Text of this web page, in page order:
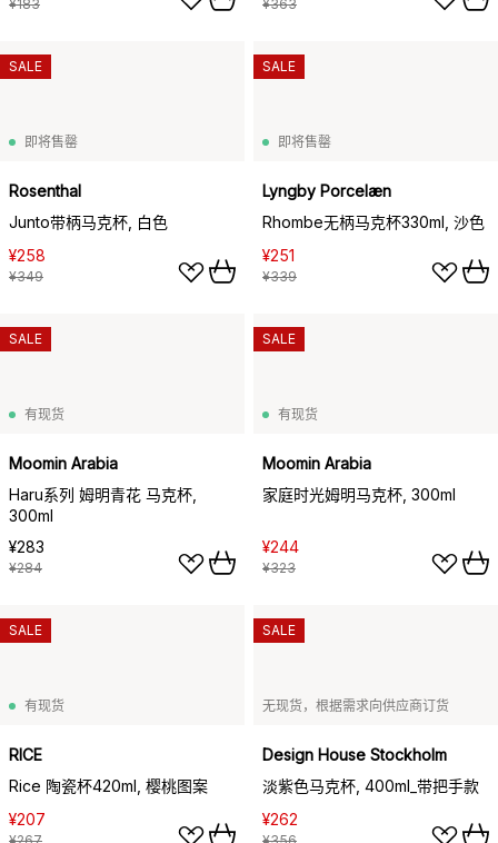
¥183 ¥363
即将售罄
Rosenthal
Junto带柄马克杯, 白色
¥258
¥349
SALE
即将售罄
Lyngby Porcelæn
Rhombe无柄马克杯330ml, 沙色
¥251
¥339
SALE
有现货
Moomin Arabia
Haru系列 姆明青花 马克杯,
300ml
¥283
¥284
SALE
有现货
Moomin Arabia
家庭时光姆明马克杯, 300ml
¥244
¥323
SALE
有现货
RICE
Rice 陶瓷杯420ml, 樱桃图案
¥207
SALE
无现货，根据需求向供应商订货
Design House Stockholm
淡紫色马克杯, 400ml_带把手款
¥262
SALE